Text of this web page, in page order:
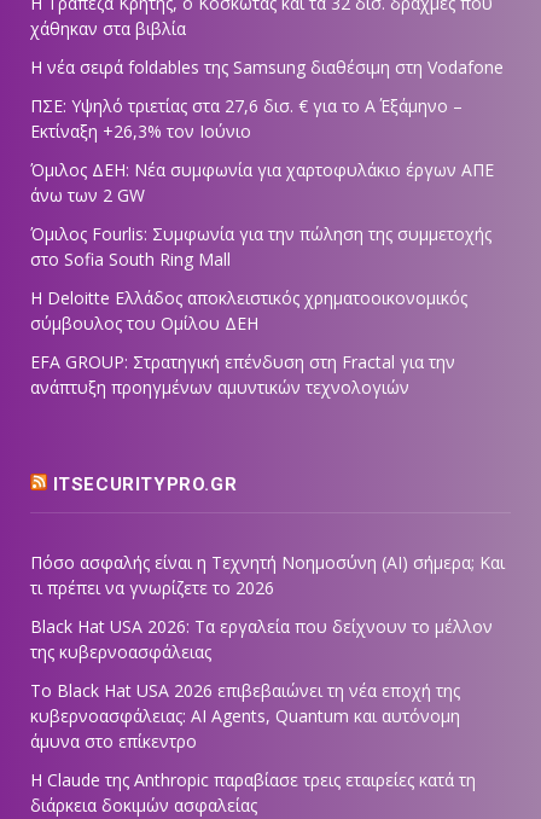
χάθηκαν στα βιβλία
Η νέα σειρά foldables της Samsung διαθέσιμη στη Vodafone
ΠΣΕ: Υψηλό τριετίας στα 27,6 δισ. € για το Α΄ Εξάμηνο –
Εκτίναξη +26,3% τον Ιούνιο
Όμιλος ΔΕΗ: Νέα συμφωνία για χαρτοφυλάκιο έργων ΑΠΕ
άνω των 2 GW
Όμιλος Fourlis: Συμφωνία για την πώληση της συμμετοχής
στο Sofia South Ring Mall
Η Deloitte Ελλάδος αποκλειστικός χρηματοοικονομικός
σύμβουλος του Ομίλου ΔΕΗ
EFA GROUP: Στρατηγική επένδυση στη Fractal για την
ανάπτυξη προηγμένων αμυντικών τεχνολογιών
ITSECURITYPRO.GR
Πόσο ασφαλής είναι η Τεχνητή Νοημοσύνη (AI) σήμερα; Και
τι πρέπει να γνωρίζετε το 2026
Black Hat USA 2026: Τα εργαλεία που δείχνουν το μέλλον
της κυβερνοασφάλειας
Το Black Hat USA 2026 επιβεβαιώνει τη νέα εποχή της
κυβερνοασφάλειας: AI Agents, Quantum και αυτόνομη
άμυνα στο επίκεντρο
Η Claude της Anthropic παραβίασε τρεις εταιρείες κατά τη
διάρκεια δοκιμών ασφαλείας